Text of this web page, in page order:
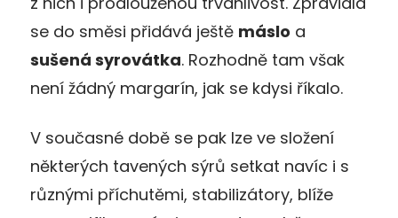
se do směsi přidává ještě máslo a
sušená syrovátka. Rozhodně tam však
není žádný margarín, jak se kdysi říkalo.
V současné době se pak lze ve složení
některých tavených sýrů setkat navíc i s
různými příchutěmi, stabilizátory, blíže